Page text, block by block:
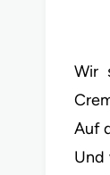
Wir
Auf
Und